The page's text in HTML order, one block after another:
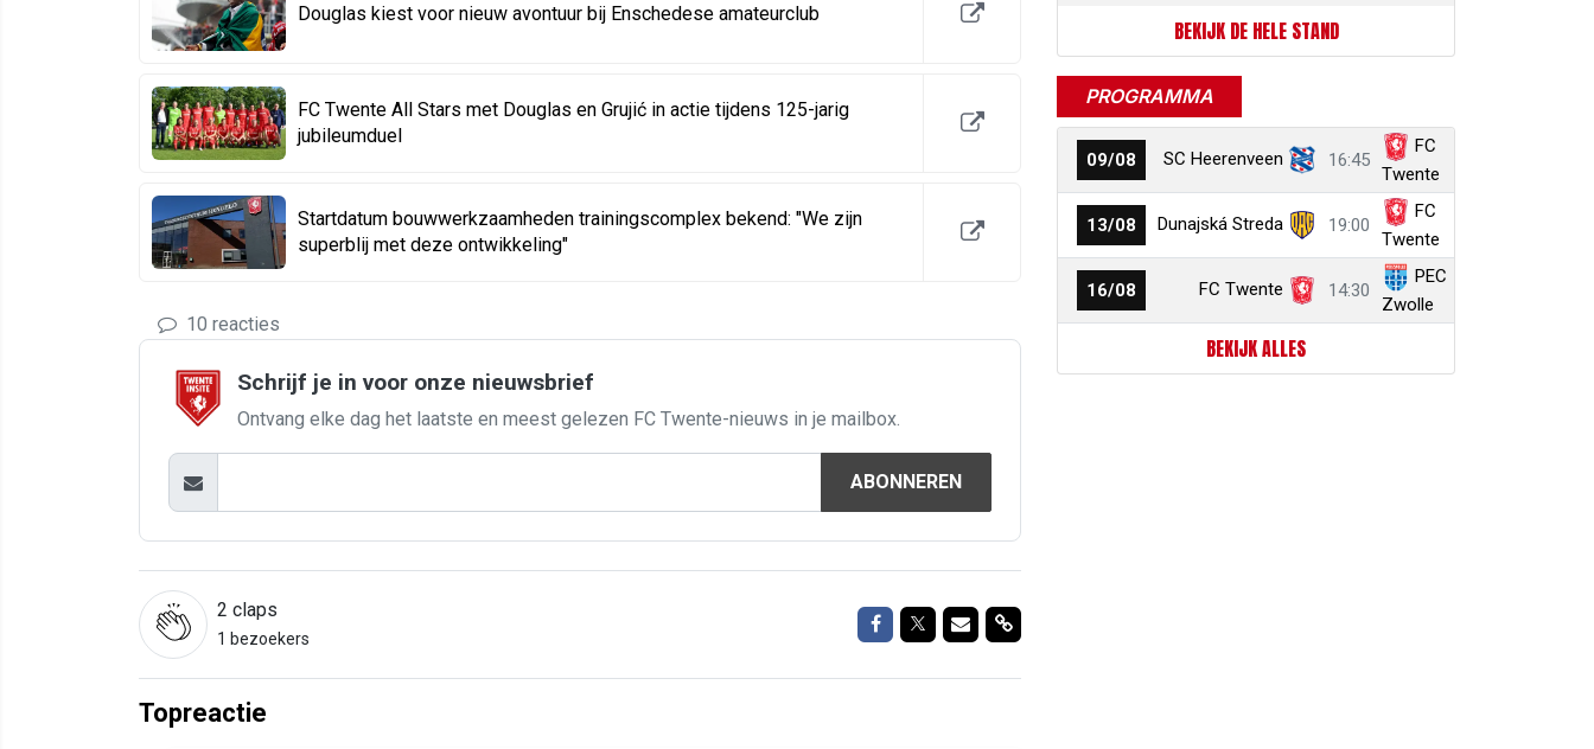
Douglas kiest voor nieuw avontuur bij Enschedese amateurclub
FC Twente All Stars met Douglas en Grujić in actie tijdens 125-jarig
jubileumduel
Startdatum bouwwerkzaamheden trainingscomplex bekend: "We zijn
superblij met deze ontwikkeling"
10 reacties
Schrijf je in voor onze nieuwsbrief
Ontvang elke dag het laatste en meest gelezen FC Twente-nieuws in je mailbox.
ABONNEREN
2 claps
1 bezoekers
Delen op Facebook
Delen op Twitter
Delen via Mail
Delen link
Topreactie
BEKIJK DE HELE STAND
PROGRAMMA
09/08 SC Heerenveen 16:45
FC
Twente
13/08 Dunajská Streda 19:00
FC
Twente
16/08 FC Twente 14:30
PEC
Zwolle
BEKIJK ALLES